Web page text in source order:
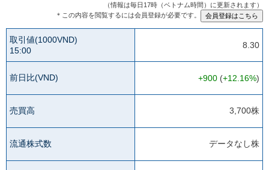
（情報は毎日17時（ベトナム時間）に更新されます）
＊この内容を閲覧するには会員登録が必要です。
取引値(1000VND)
15:00
8.30
前日比(VND) +900 (+12.16%)
売買高 3,700株
流通株式数 データなし株